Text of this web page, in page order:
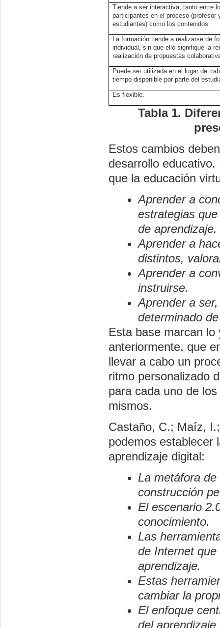
Tiende a ser interactiva, tanto entre
participantes en el proceso (profesor
estudiantes) como los contenidos.
La formación tiende a realizarse de
individual, sin que ello signifique la
realización de propuestas
Puede ser utilizada en el lugar de
tiempo disponible por parte del
Es flexible.
Tabla 1.
Estos cambios
desarrollo
que la educación
Aprender a
estrategias
de aprendizaje.
Aprender a
distintos,
Aprender a
instruirse.
Aprender a
determinado
Esta base marcan
anteriormente, que
llevar a cabo un
ritmo personalizado
para cada uno de
mismos.
Castaño, C.; Maíz,
podemos establecer
aprendizaje digital:
La metáfora
construcción
El escenario
conocimiento.
Las
de Internet
aprendizaje.
Estas
cambiar la
El enfoque
del